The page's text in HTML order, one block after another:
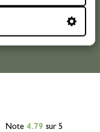
Note 4.79 sur 5